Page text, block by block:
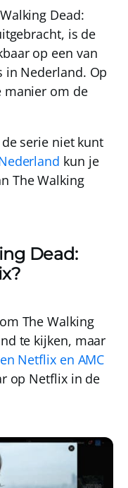
Dead:
is de
op een van
in Nederland. Op
manier om de
serie niet kunt
kun je
The Walking
Dead:
The Walking
te kijken, maar
Netflix en AMC
op Netflix in de